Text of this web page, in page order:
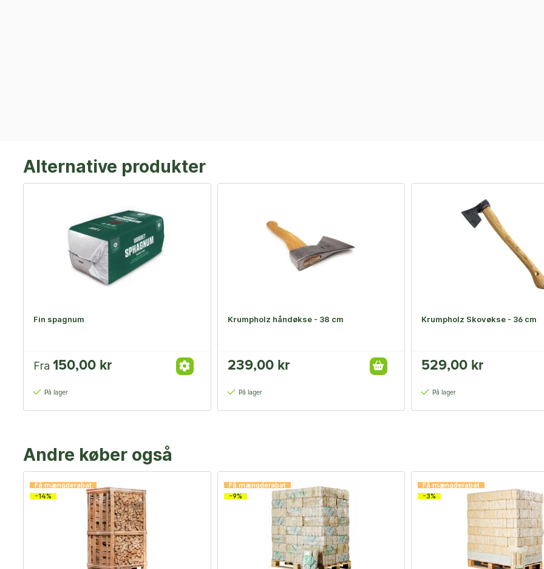
Alternative produkter
Fin spagnum
Fra 150,00 kr
På lager
Krumpholz håndøkse - 38 cm
239,00 kr
På lager
Krumpholz Skovøkse - 36 cm
529,00 kr
På lager
Andre køber også
Få mængderabat
-14%
Få mængderabat
-9%
Få mængderabat
-3%